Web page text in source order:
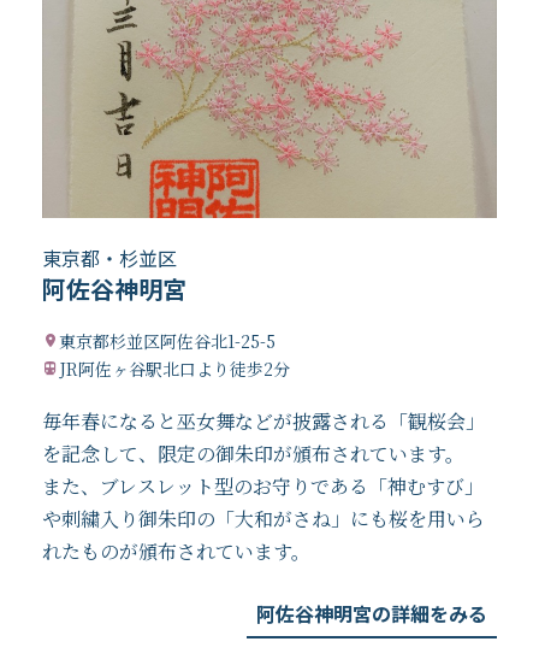
東京都・杉並区
阿佐谷神明宮
東京都杉並区阿佐谷北1-25-5
JR阿佐ヶ谷駅北口より徒歩2分
毎年春になると巫女舞などが披露される「観桜会」
を記念して、限定の御朱印が頒布されています。
また、ブレスレット型のお守りである「神むすび」
や刺繍入り御朱印の「大和がさね」にも桜を用いら
れたものが頒布されています。
阿佐谷神明宮の詳細をみる